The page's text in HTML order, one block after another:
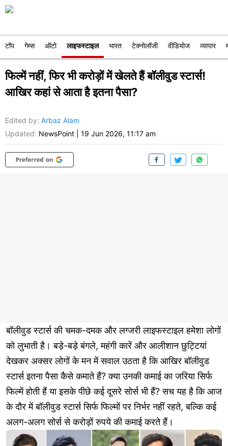
टॉप गेम्स ऑटो लाइफस्टाइल भारत टेक्नोलॉजी वीडियोज व्यापार
फिल्में नहीं, फिर भी करोड़ों में खेलते हैं बॉलीवुड स्टार्स!
आखिर कहां से आता है इतना पैसा?
Edited by: Arbaz Alam
Updated: NewsPoint 19 Jun 2026, 11:17 am
बॉलीवुड स्टार्स की चमक-दमक और लग्जरी लाइफस्टाइल हमेशा लोगों
को लुभाती है। बड़े-बड़े बंगले, महंगी कारें और आलीशान छुट्टियां
देखकर अक्सर लोगों के मन में सवाल उठता है कि आखिर बॉलीवुड
स्टार्स इतना पैसा कैसे कमाते हैं? क्या उनकी कमाई का जरिया सिर्फ
फिल्में होती हैं या इसके पीछे कई दूसरे सोर्स भी हैं? सच यह है कि आज
के दौर में बॉलीवुड स्टार्स सिर्फ फिल्मों पर निर्भर नहीं रहते, बल्कि कई
अलग-अलग सोर्स से करोड़ों रुपये की कमाई करते हैं।